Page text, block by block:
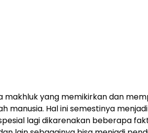
makhluk yang memikirkan dan
manusia. Hal ini semestinya
lagi dikarenakan beberapa